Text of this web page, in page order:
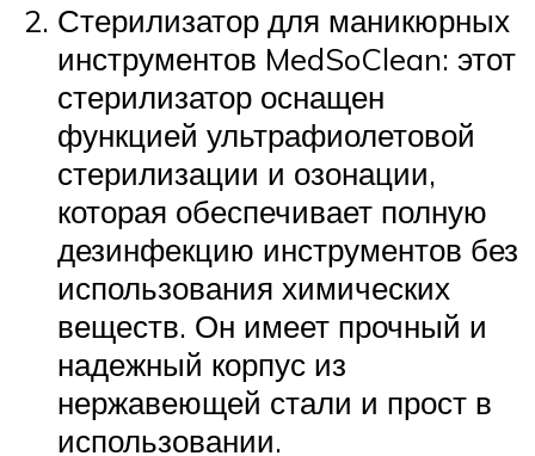
Стерилизатор для маникюрных
инструментов MedSoClean: этот
стерилизатор оснащен
функцией ультрафиолетовой
стерилизации и озонации,
которая обеспечивает полную
дезинфекцию инструментов без
использования химических
веществ. Он имеет прочный и
надежный корпус из
нержавеющей стали и прост в
использовании.